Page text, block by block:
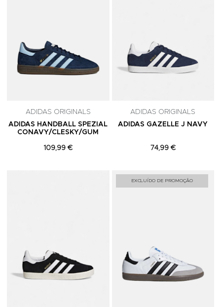
ADIDAS ORIGINALS
ADIDAS HANDBALL SPEZIAL
CONAVY/CLESKY/GUM
109,99 €
ADIDAS ORIGINALS
ADIDAS GAZELLE J NAVY
74,99 €
Adicionar aos Favoritos
EXCLUÍDO DE PROMOÇÃO